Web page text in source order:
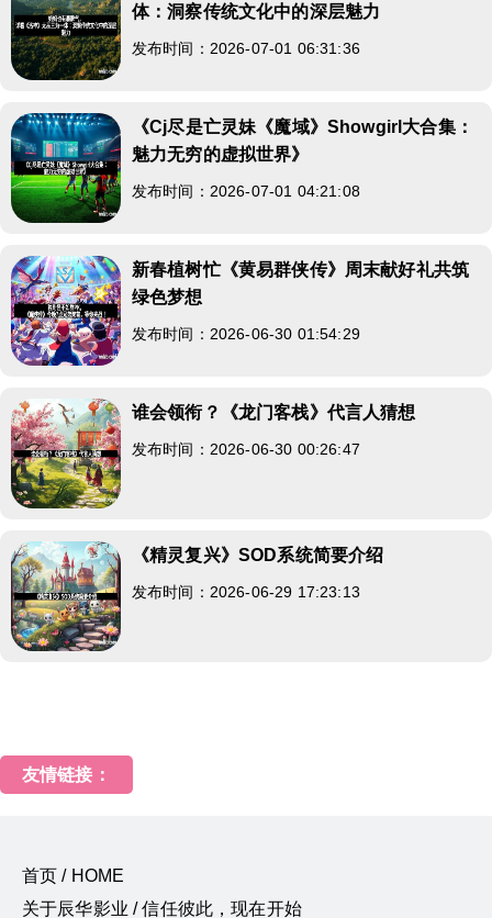
体：洞察传统文化中的深层魅力
发布时间：2026-07-01 06:31:36
《Cj尽是亡灵妹《魔域》Showgirl大合集：
魅力无穷的虚拟世界》
发布时间：2026-07-01 04:21:08
新春植树忙《黄易群侠传》周末献好礼共筑
绿色梦想
发布时间：2026-06-30 01:54:29
谁会领衔？《龙门客栈》代言人猜想
发布时间：2026-06-30 00:26:47
《精灵复兴》SOD系统简要介绍
发布时间：2026-06-29 17:23:13
友情链接：
首页 / HOME
关于辰华影业 / 信任彼此，现在开始